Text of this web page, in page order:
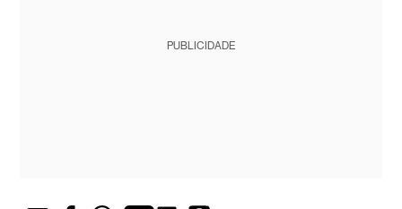
PUBLICIDADE